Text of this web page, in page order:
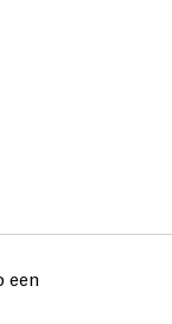
een